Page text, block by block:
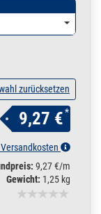
zurücksetzen
9,27 €*
9,27 €/m
Gewicht: 1,25 kg